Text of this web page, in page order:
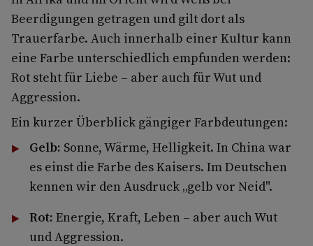
Beerdigungen getragen und gilt dort als
Trauerfarbe. Auch innerhalb einer Kultur kann
eine Farbe unterschiedlich empfunden werden:
Rot steht für Liebe – aber auch für Wut und
Aggression.
Ein kurzer Überblick gängiger Farbdeutungen:
Gelb: Sonne, Wärme, Helligkeit. In China war
es einst die Farbe des Kaisers. Im Deutschen
kennen wir den Ausdruck „gelb vor Neid".
Rot: Energie, Kraft, Leben – aber auch Wut
und Aggression.